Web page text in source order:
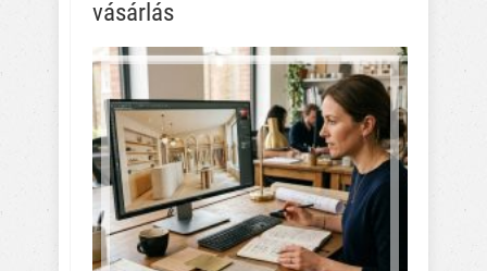
vásárlás